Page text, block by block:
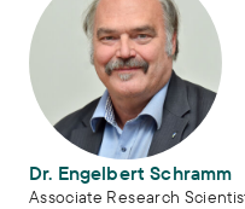
Dr. Engelbert Schramm
Associate Research